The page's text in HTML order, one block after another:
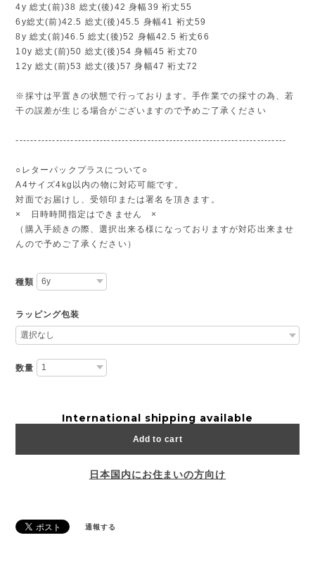
4y 総丈(前)38 総丈(後)42 身幅39 裄丈55
6y総丈(前)42.5 総丈(後)45.5 身幅41 裄丈59
8y 総丈(前)46.5 総丈(後)52 身幅42.5 裄丈66
10y 総丈(前)50 総丈(後)54 身幅45 裄丈70
12y 総丈(前)53 総丈(後)57 身幅47 裄丈72
※採寸は平置きの状態で行っております。手作業での採寸の為、若
干の誤差が生じる場合がございますので予めご了承ください
--------------------------------------------------------------------------
○レターパックプラスについて○
A4サイズ4kg以内の物に対応可能です。
対面でお届けし、受領印または署名を頂きます。
× 日時時間指定はできません ×
（購入手続きの際、選択出来る様になっておりますが対応出来ませ
んので予めご了承ください）
種類
ラッピング包装
数量
International shipping available
Add to cart
日本国内にお住まいの方向け
通報する